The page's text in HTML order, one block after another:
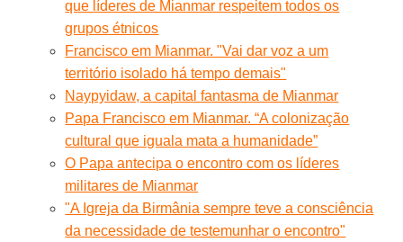
que líderes de Mianmar respeitem todos os
grupos étnicos
Francisco em Mianmar. "Vai dar voz a um
território isolado há tempo demais"
Naypyidaw, a capital fantasma de Mianmar
Papa Francisco em Mianmar. “A colonização
cultural que iguala mata a humanidade”
O Papa antecipa o encontro com os líderes
militares de Mianmar
"A Igreja da Birmânia sempre teve a consciência
da necessidade de testemunhar o encontro"